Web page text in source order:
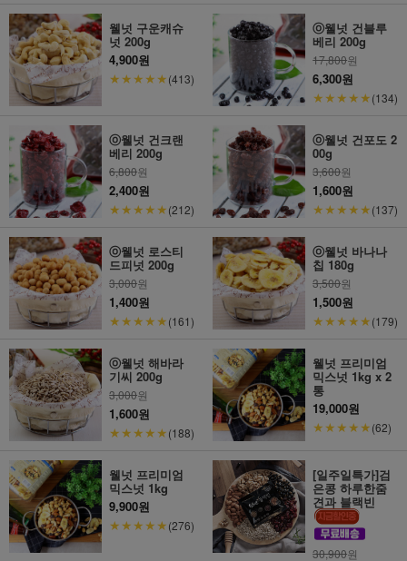
웰넛 구운캐슈
넛 200g
4,900원
★★★★★(413)
ⓞ웰넛 건블루
베리 200g
17,800원
6,300원
★★★★★(134)
ⓞ웰넛 건크랜
베리 200g
6,800원
2,400원
★★★★★(212)
ⓞ웰넛 건포도 2
00g
3,600원
1,600원
★★★★★(137)
ⓞ웰넛 로스티
드피넛 200g
3,000원
1,400원
★★★★★(161)
ⓞ웰넛 바나나
칩 180g
3,500원
1,500원
★★★★★(179)
ⓞ웰넛 해바라
기씨 200g
3,000원
1,600원
★★★★★(188)
웰넛 프리미엄
믹스넛 1kg x 2
통
19,000원
★★★★★(62)
웰넛 프리미엄
믹스넛 1kg
9,900원
★★★★★(276)
[일주일특가]검
은콩 하루한줌
견과 블랙빈
30,900원